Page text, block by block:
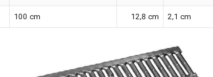
100 cm 12,8 cm 2,1 cm